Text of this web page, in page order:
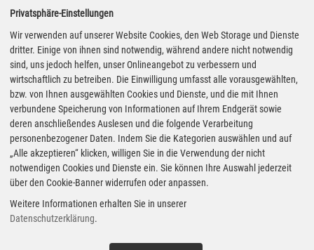
Adresse
Willmenroder Straße 32
56457 Westerburg
Privatsphäre-Einstellungen
Wir verwenden auf unserer Website Cookies, den Web Storage und Dienste
dritter. Einige von ihnen sind notwendig, während andere nicht notwendig
sind, uns jedoch helfen, unser Onlineangebot zu verbessern und
wirtschaftlich zu betreiben. Die Einwilligung umfasst alle vorausgewählten,
bzw. von Ihnen ausgewählten Cookies und Dienste, und die mit Ihnen
verbundene Speicherung von Informationen auf Ihrem Endgerät sowie
deren anschließendes Auslesen und die folgende Verarbeitung
personenbezogener Daten. Indem Sie die Kategorien auswählen und auf
„Alle akzeptieren“ klicken, willigen Sie in die Verwendung der nicht
notwendigen Cookies und Dienste ein. Sie können Ihre Auswahl jederzeit
über den Cookie-Banner widerrufen oder anpassen.
Weitere Informationen erhalten Sie in unserer
Datenschutzerklärung.